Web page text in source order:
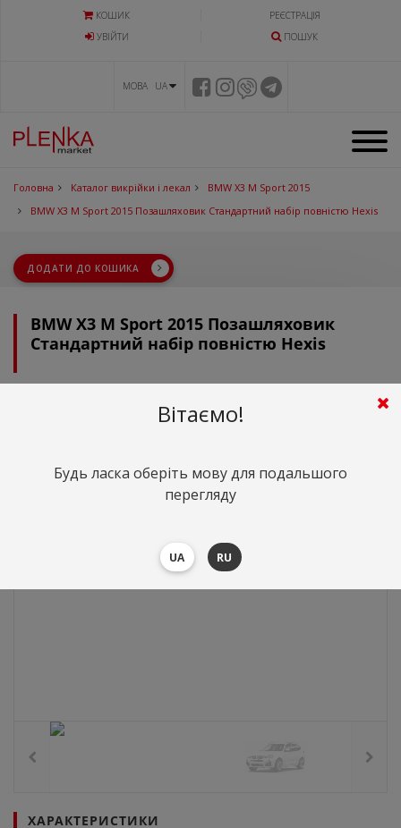
КОШИК
РЕЄСТРАЦІЯ
УВIЙТИ
ПОШУК
МОВА UA
Головна Каталог викрійки і лекал
BMW X3 M Sport 2015
BMW X3 M Sport 2015 Позашляховик Стандартний набір повністю Hexis
ДОДАТИ ДО КОШИКА
BMW X3 M Sport 2015 Позашляховик
Стандартний набір повністю Hexis
грн.($0)
ХАРАКТЕРИСТИКИ
Вітаємо!
Будь ласка оберіть мову для подальшого
перегляду
UA RU